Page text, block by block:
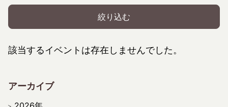
絞り込む
該当するイベントは存在しませんでした。
アーカイブ